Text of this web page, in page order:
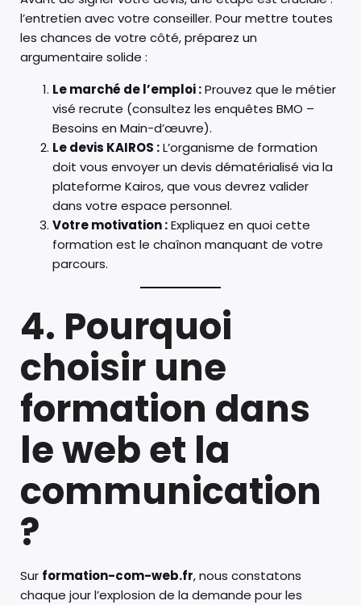
l’entretien avec votre conseiller. Pour mettre toutes
les chances de votre côté, préparez un
argumentaire solide :
Le marché de l’emploi :Prouvez que le métier
visé recrute (consultez les enquêtes BMO –
Besoins en Main-d’œuvre).
Le devis KAIROS :L’organisme de formation
doit vous envoyer un devis dématérialisé via la
plateforme Kairos, que vous devrez valider
dans votre espace personnel.
Votre motivation :Expliquez en quoi cette
formation est le chaînon manquant de votre
parcours.
4. Pourquoi
choisir une
formation dans
le web et la
communication
?
Sur formation-com-web.fr, nous constatons
chaque jour l’explosion de la demande pour les